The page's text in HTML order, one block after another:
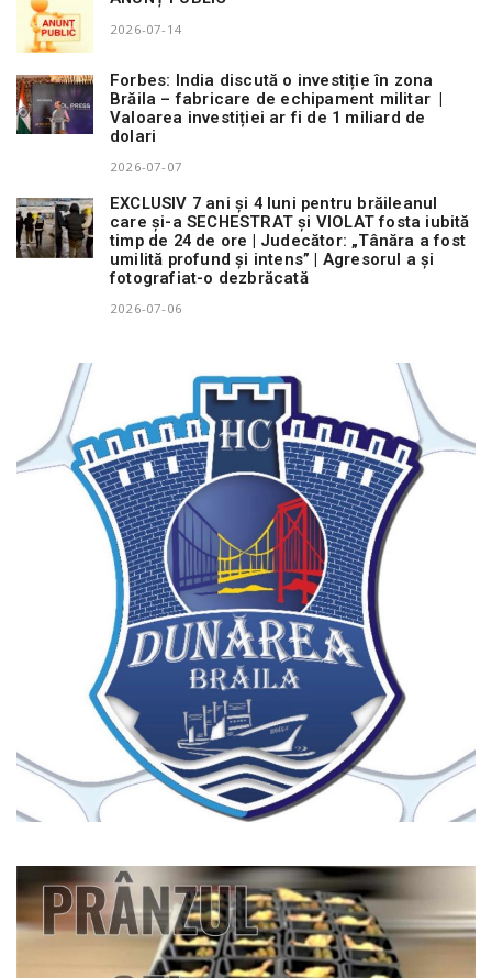
2026-07-14
Forbes: India discută o investiție în zona
Brăila – fabricare de echipament militar |
Valoarea investiției ar fi de 1 miliard de
dolari
2026-07-07
EXCLUSIV 7 ani și 4 luni pentru brăileanul
care și-a SECHESTRAT și VIOLAT fosta iubită
timp de 24 de ore | Judecător: „Tânăra a fost
umilită profund și intens” | Agresorul a și
fotografiat-o dezbrăcată
2026-07-06